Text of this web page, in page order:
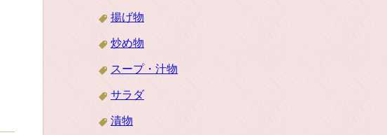
揚げ物
炒め物
スープ・汁物
サラダ
漬物